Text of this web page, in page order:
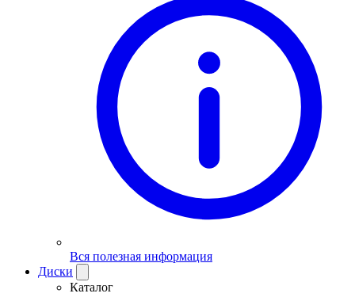
Вся полезная информация
Диски
Каталог